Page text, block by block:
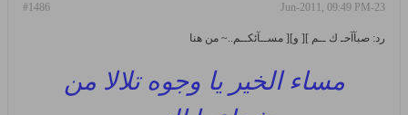
#1486 23-Jun-2011, 09:49 PM
رد: صبآآحـ ك ــم ][ و][ مســآئكــم..~ من هنا
مساء الخير يا وجوه تلالا من